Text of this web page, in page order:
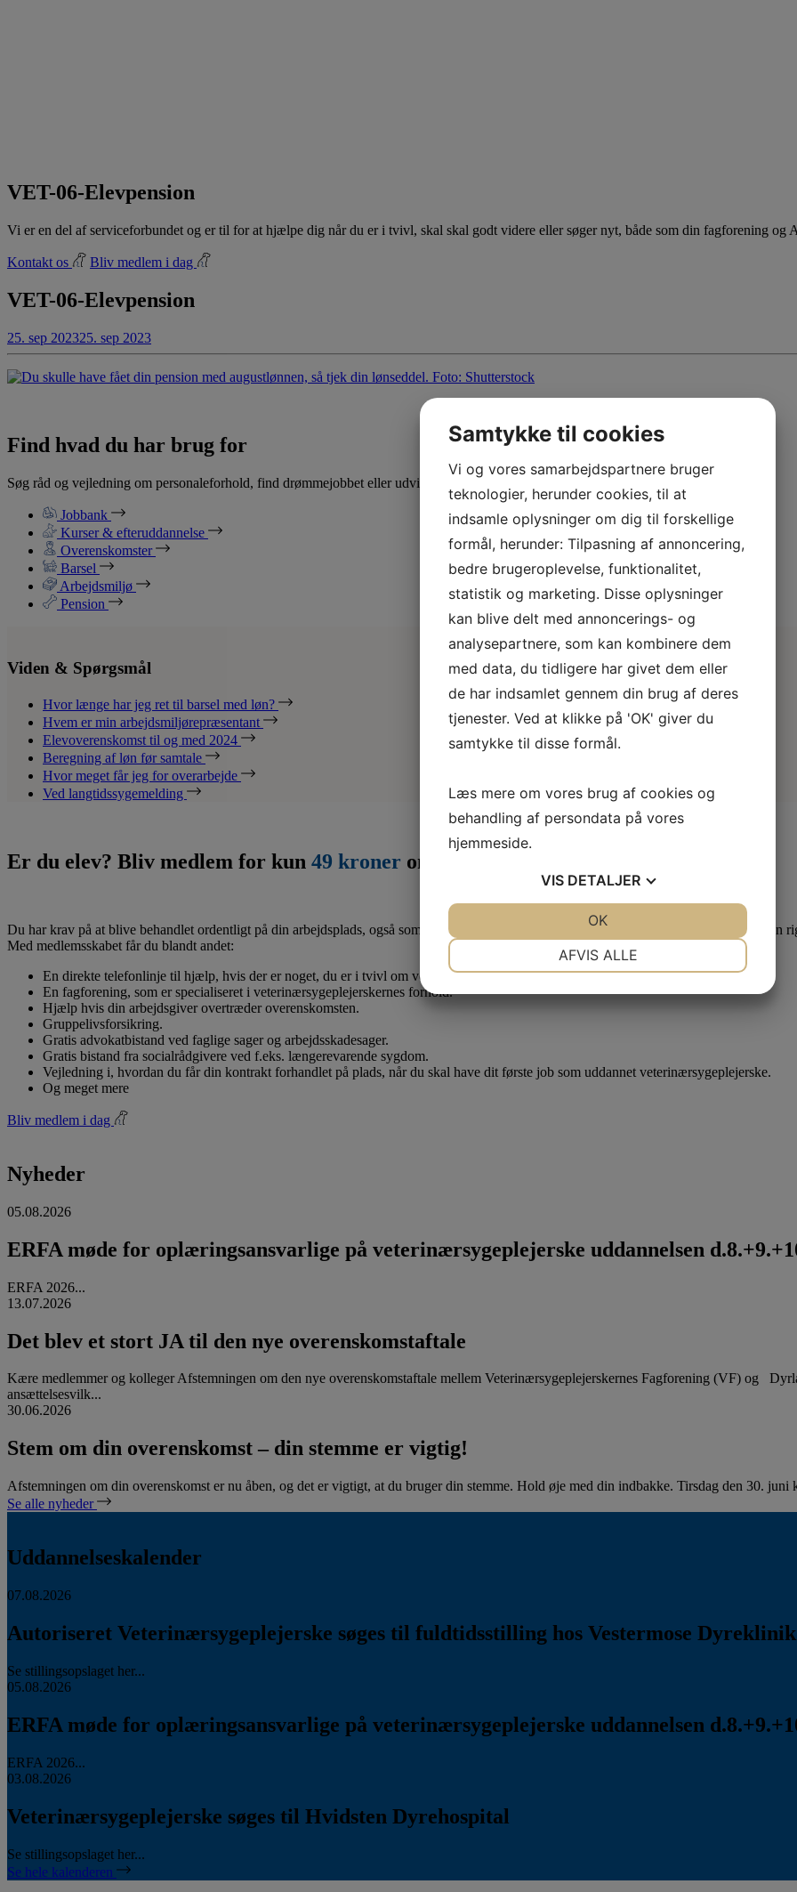
VET-06-Elevpension
Vi er en del af serviceforbundet og er til for at hjælpe dig når du er i tvivl, skal skal godt videre eller søger nyt, både som din fagforening og
Kontakt os Bliv medlem i dag
VET-06-Elevpension
25. sep 202325. sep 2023
Find hvad du har brug for
Søg råd og vejledning om personaleforhold, find drømmejobbet eller udvid din viden med specialiserede kurser.
Jobbank
Kurser & efteruddannelse
Overenskomster
Barsel
Arbejdsmiljø
Pension
Viden & Spørgsmål
Hvor længe har jeg ret til barsel med løn?
Hvem er min arbejdsmiljørepræsentant
Elevoverenskomst til og med 2024
Beregning af løn før samtale
Hvor meget får jeg for overarbejde
Ved langtidssygemelding
Er du elev? Bliv medlem for kun 49 kroner om måneden
Du har krav på at blive behandlet ordentligt på din arbejdsplads, også som lærling eller elev. Derfor er det en god idé at være medlem af en
Med medlemsskabet får du blandt andet:
En direkte telefonlinje til hjælp, hvis der er noget, du er i tvivl om vedr. dine løn- og arbejdsforhold.
En fagforening, som er specialiseret i veterinærsygeplejerskernes forhold.
Hjælp hvis din arbejdsgiver overtræder overenskomsten.
Gruppelivsforsikring.
Gratis advokatbistand ved faglige sager og arbejdsskadesager.
Gratis bistand fra socialrådgivere ved f.eks. længerevarende sygdom.
Vejledning i, hvordan du får din kontrakt forhandlet på plads, når du skal have dit første job som uddannet veterinærsygeplejerske.
Og meget mere
Bliv medlem i dag
Nyheder
05.08.2026
ERFA møde for oplæringsansvarlige på veterinærsygeplejerske uddannelsen
ERFA 2026...
13.07.2026
Det blev et stort JA til den nye overenskomstaftale
Kære medlemmer og kolleger Afstemningen om den nye overenskomstaftale mellem Veterinærsygeplejerskernes Fagforening (VF) og
ansættelsesvilk...
30.06.2026
Stem om din overenskomst – din stemme er vigtig!
Afstemningen om din overenskomst er nu åben, og det er vigtigt, at du bruger din stemme. Hold øje med din indbakke. Tirsdag den 30.
Se alle nyheder
Uddannelseskalender
07.08.2026
Autoriseret Veterinærsygeplejerske søges til fuldtidsstilling hos Vestermose
Se stillingsopslaget her...
05.08.2026
ERFA møde for oplæringsansvarlige på veterinærsygeplejerske uddannelsen
ERFA 2026...
03.08.2026
Veterinærsygeplejerske søges til Hvidsten Dyrehospital
Se stillingsopslaget her...
Se hele kalenderen
Samtykke til cookies
Vi og vores samarbejdspartnere bruger
teknologier, herunder cookies, til at
indsamle oplysninger om dig til forskellige
formål, herunder: Tilpasning af annoncering,
bedre brugeroplevelse, funktionalitet,
statistik og marketing. Disse oplysninger
kan blive delt med annoncerings- og
analysepartnere, som kan kombinere dem
med data, du tidligere har givet dem eller
de har indsamlet gennem din brug af deres
tjenester. Ved at klikke på 'OK' giver du
samtykke til disse formål.
Læs mere om vores brug af cookies og
behandling af persondata på vores
hjemmeside.
VIS DETALJER
AFVIS ALLE
OK